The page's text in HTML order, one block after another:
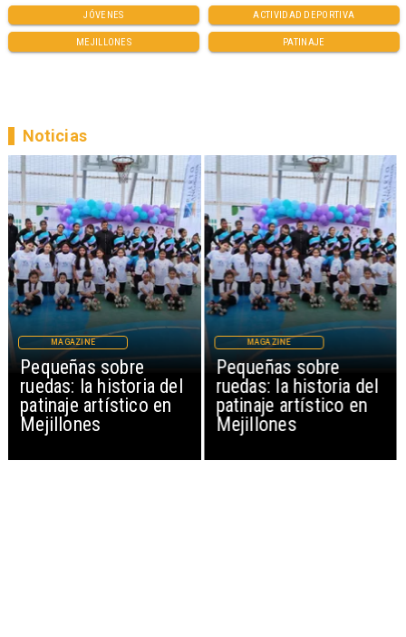
JÓVENES ACTIVIDAD DEPORTIVA
MEJILLONES PATINAJE
Pequeñas sobre
ruedas: la historia del
patinaje artístico en
Mejillones
MAGAZINE
Pequeñas sobre
ruedas: la historia del
patinaje artístico en
Mejillones
MAGAZINE
Noticias